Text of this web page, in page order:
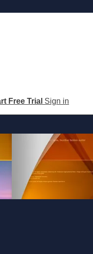
Free Trial Sign in